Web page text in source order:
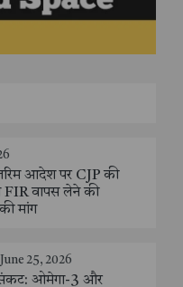
आदेश पर CJP की
FIR वापस लेने की
की मांग
June 25, 2026
संकट: ओमेगा-3 और